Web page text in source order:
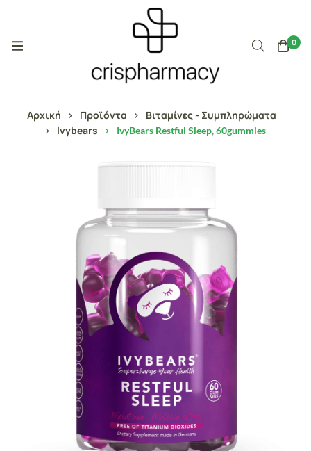
0
Αρχική Προϊόντα
Βιταμίνες - Συμπληρώματα
Ivybears
IvyBears Restful Sleep, 60gummies